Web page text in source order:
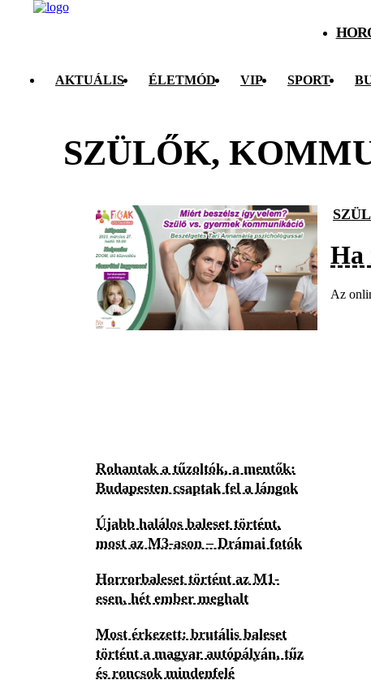
AKTUÁLIS ÉLETMÓD VIP SPORT
SZÜLŐK,
Ha
Az
Rohantak a tűzoltók, a mentők:
Budapesten csaptak fel a lángok
Újabb halálos baleset történt,
most az M3-ason – Drámai fotók
Horrorbaleset történt az M1-
esen, hét ember meghalt
Most érkezett: brutális baleset
történt a magyar autópályán, tűz
és roncsok mindenfelé